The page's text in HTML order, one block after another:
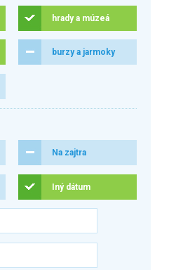
hrady a múzeá
burzy a jarmoky
Na zajtra
Iný dátum